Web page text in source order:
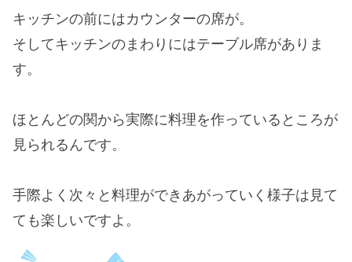
キッチンの前にはカウンターの席が。
そしてキッチンのまわりにはテーブル席がありま
す。
ほとんどの関から実際に料理を作っているところが
見られるんです。
手際よく次々と料理ができあがっていく様子は見て
ても楽しいですよ。